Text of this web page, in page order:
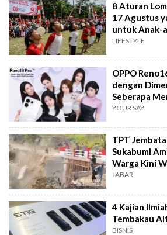
8 Aturan
17 Agustus
untuk Anak-
LIFESTYLE
OPPO
dengan
Seberapa
YOUR SAY
TPT
Sukabumi
Warga Kini
JABAR
4 Kajian
Tembakau
BISNIS